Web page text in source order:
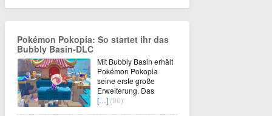
Pokémon Pokopia: So startet ihr das
Bubbly Basin-DLC
Mit Bubbly Basin erhält
Pokémon Pokopia
seine erste große
Erweiterung. Das
[…] (00)